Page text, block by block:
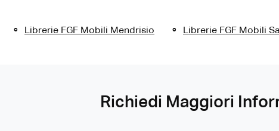
Librerie FGF Mobili Mendrisio Librerie FGF Mobili
Richiedi Maggiori